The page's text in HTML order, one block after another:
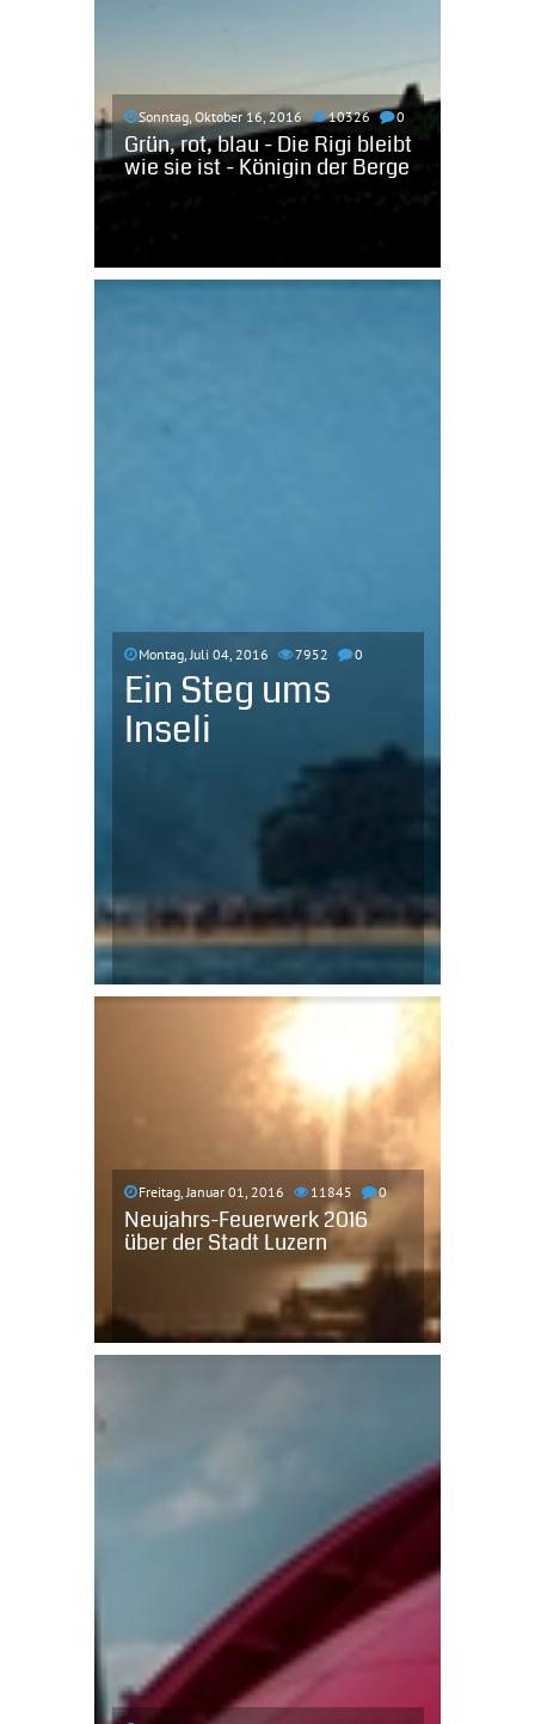
Sonntag, Oktober 16, 2016 10326 0
Grün, rot, blau - Die Rigi bleibt
wie sie ist - Königin der Berge
Montag, Juli 04, 2016 7952 0
Ein Steg ums
Inseli
Freitag, Januar 01, 2016 11845 0
Neujahrs-Feuerwerk 2016
über der Stadt Luzern